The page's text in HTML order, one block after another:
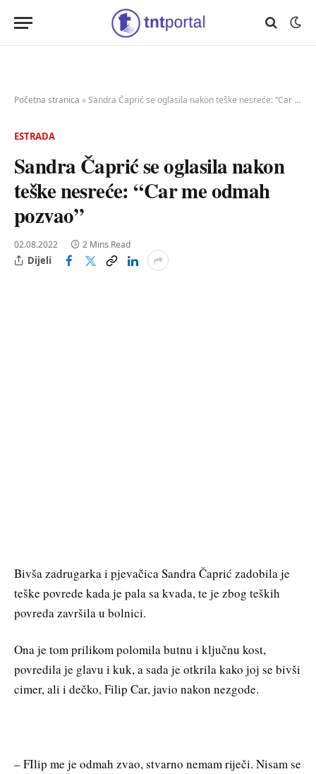
Početna stranica »Sandra Čaprić se oglasila nakon teške nesreće: “Car me odmah pozvao”
ESTRADA
Sandra Čaprić se oglasila nakon
teške nesreće: “Car me odmah
pozvao”
02.08.2022 2 Mins Read
Dijeli
Bivša zadrugarka i pjevačica Sandra Čaprić zadobila je
teške povrede kada je pala sa kvada, te je zbog teških
povreda završila u bolnici.
Ona je tom prilikom polomila butnu i ključnu kost,
povredila je glavu i kuk, a sada je otkrila kako joj se bivši
cimer, ali i dečko, Filip Car, javio nakon nezgode.
– FIlip me je odmah zvao, stvarno nemam riječi. Nisam se